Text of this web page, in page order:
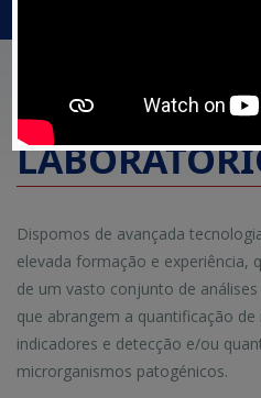
RECURSOS
Dispomos de avançada
elevada formação e experiência,
de um vasto conjunto de
que abrangem a quantificação
indicadores e detecção e/ou
microrganismos patogénicos.